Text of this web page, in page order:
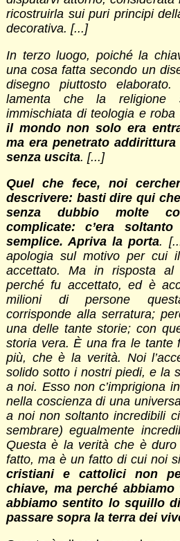
ricostruirla sui puri principi
decorativa. [...]
In terzo luogo, poiché la
una cosa fatta secondo un
disegno piuttosto
lamenta che la
immischiata di teologia e roba
il mondo non solo era
ma era penetrato
senza uscita. [...]
Quel che fece, noi
descrivere: basti dire qui
senza dubbio molte
complicate: c’era
semplice. Apriva la porta.
apologia sul motivo per cui
accettato. Ma in risposta al
perché fu accettato, ed è
milioni di persone
corrisponde alla serratura;
una delle tante storie; con
storia vera. È una fra le tante
più, che è la verità. Noi
solido sotto i nostri piedi, e la
a noi. Esso non c’imprigiona
nella coscienza di una
a noi non soltanto incredibili
sembrare) egualmente
Questa è la verità che è
fatto, ma è un fatto di cui noi
cristiani e cattolici non
chiave, ma perché
abbiamo sentito lo squillo
passare sopra la terra dei